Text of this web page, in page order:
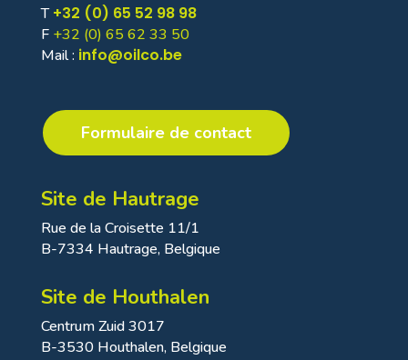
T+32 (0) 65 52 98 98
F +32 (0) 65 62 33 50
Mail : info@oilco.be
Formulaire de contact
Site de Hautrage
Rue de la Croisette 11/1
B-7334 Hautrage, Belgique
Site de Houthalen
Centrum Zuid 3017
B-3530 Houthalen, Belgique